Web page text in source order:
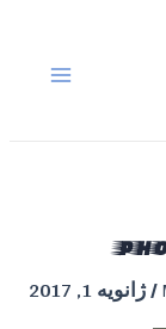
Main
/ژانویه 1, 2017